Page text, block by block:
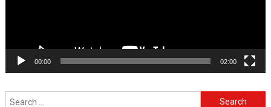
00:00 02:00
Search